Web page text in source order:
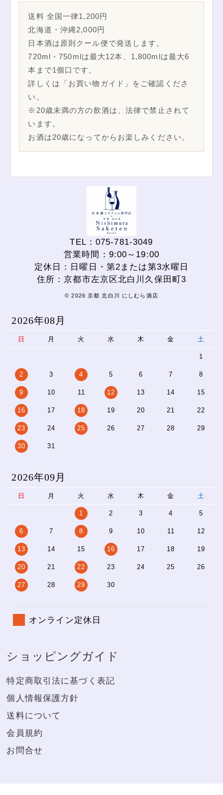
送料 全国一律1,200円
北海道・沖縄2,000円
日本酒は原則クール便で発送します。
720ml・750mlは最大12本、1,800mlは最大6
本まで1個口です。
詳しくは「お買い物ガイド」をご確認くださ
い。
※20歳未満の方の飲酒は、法律で禁止されて
います。
お酒は20歳になってからお楽しみください。
TEL：075-781-3049
営業時間：9:00～19:00
定休日：日曜日・第2または第3水曜日
住所：京都市左京区北白川久保田町3
© 2026 京都 北白川 にしむら酒店
2026年08月
日 月 火 水 木 金 土
1
2 3 4 5 6 7 8
9 10 11 12 13 14 15
16 17 18 19 20 21 22
23 24 25 26 27 28 29
30 31
2026年09月
日 月 火 水 木 金 土
1 2 3 4 5
6 7 8 9 10 11 12
13 14 15 16 17 18 19
20 21 22 23 24 25 26
27 28 29 30
オンライン定休日
ショッピングガイド
特定商取引法に基づく表記
個人情報保護方針
送料について
会員規約
お問合せ